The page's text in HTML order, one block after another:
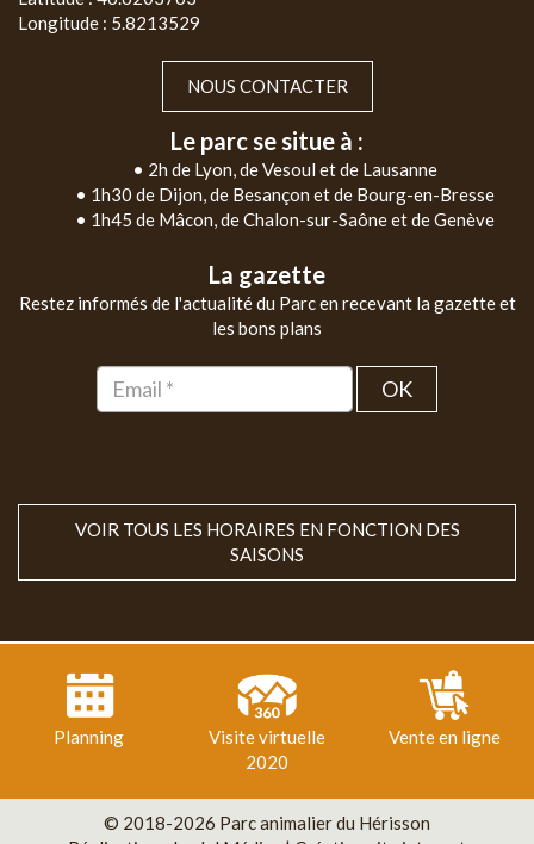
Longitude : 5.8213529
NOUS CONTACTER
Le parc se situe à :
• 2h de Lyon, de Vesoul et de Lausanne
• 1h30 de Dijon, de Besançon et de Bourg-en-Bresse
• 1h45 de Mâcon, de Chalon-sur-Saône et de Genève
La gazette
Restez informés de l'actualité du Parc en recevant la gazette et
les bons plans
OK
VOIR TOUS LES HORAIRES EN FONCTION DES
SAISONS
Planning
Visite virtuelle
2020
Vente en ligne
© 2018-2026 Parc animalier du Hérisson